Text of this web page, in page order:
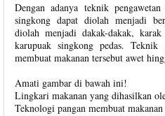
Dengan adanya teknik
singkong dapat diolah menjadi
diolah menjadi dakak-dakak,
karupuak singkong pedas. Teknik
membuat makanan tersebut awet
Amati gambar di bawah ini!
Lingkari makanan yang dihasilkan
Teknologi pangan membuat